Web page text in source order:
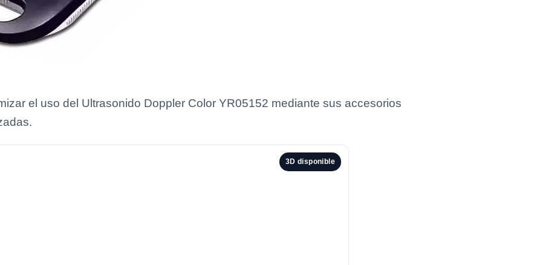
el uso del Ultrasonido Doppler Color YR05152 mediante sus accesorios
3D disponible